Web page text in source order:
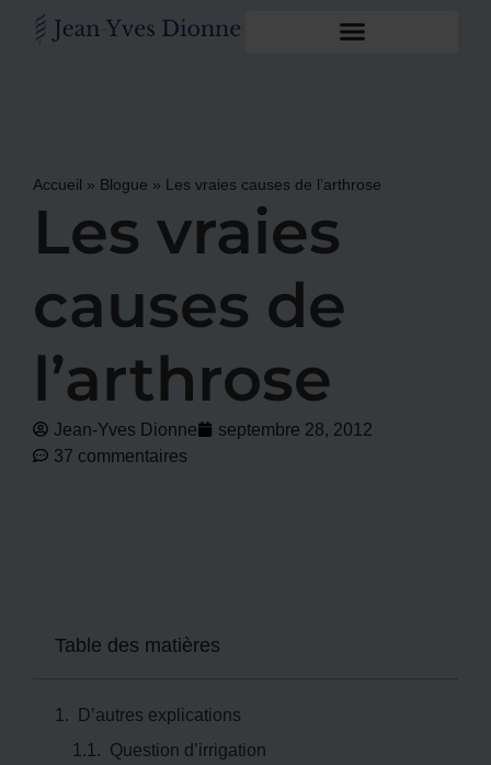
Accueil » Blogue » Les vraies causes de l’arthrose
Les vraies
causes de
l’arthrose
Jean-Yves Dionne
septembre 28, 2012
37 commentaires
Table des matières
D’autres explications
Question d’irrigation